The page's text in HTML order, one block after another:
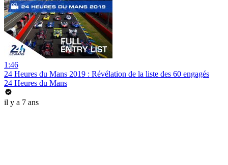
1:46
24 Heures du Mans 2019 : Révélation de la liste des 60 engagés
24 Heures du Mans
il y a 7 ans